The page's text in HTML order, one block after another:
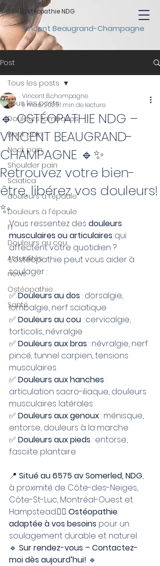
Vincent Beaugrand-Champagne
Ostéopathie NDG
Post
Tous les posts
Douleurs lombaires
Back pain
Neck pain
Shoulder pain
Sciatica
douleurs à l'épaule
Douleurs à l'épaule
Fr
Douleurs au cou
Actualités
news
Ostéopathie
Santé
Tous les posts
🔹 OSTÉOPATHIE NDG –
VINCENT BEAUGRAND-
CHAMPAGNE 🔹✨
Retrouvez votre bien-
être, libérez vos douleurs!
✨
Vincent B.champagne
9 mars 20251 min de lecture
Vous ressentez des douleurs
musculaires ou articulaires qui
affectent votre quotidien ?
L’ostéopathie peut vous aider à
soulager :
✅ Douleurs au dos : dorsalgie,
lombalgie, nerf sciatique
✅ Douleurs au cou : cervicalgie,
torticolis, névralgie
✅ Douleurs aux bras : névralgie, nerf
pincé, tunnel carpien, tensions
musculaires
✅ Douleurs aux hanches :
articulation sacro-iliaque, douleurs
musculaires latérales
✅ Douleurs aux genoux : ménisque,
entorse, douleurs à la marche
✅ Douleurs aux pieds : entorse,
fasciite plantaire
📍 Situé au 6575 av Somerled, NDG,
à proximité de Côte-des-Neiges,
Côte-St-Luc, Montréal-Ouest et
Hampstead.👨‍⚕️ Ostéopathie
adaptée à vos besoins pour un
soulagement durable et naturel.
🔹 Sur rendez-vous – Contactez-
moi dès aujourd’hui! 🔹